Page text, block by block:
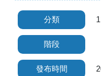
分類
階段
發布時間